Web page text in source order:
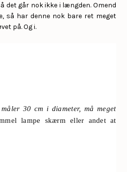
det går nok ikke i længden. Omend
så har denne nok bare ret meget
på. Og i.
måler 30 cm i diameter, må meget
lampe skærm eller andet at